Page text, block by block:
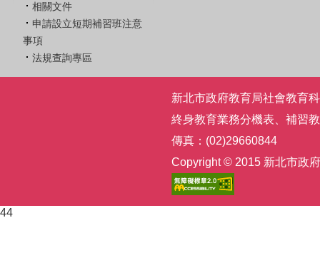
相關文件
申請設立短期補習班注意
事項
法規查詢專區
新北市政府教育局社會教育
終身教育業務分機表
補習
傳真：(02)29660844
Copyright © 2015 新北市政
44